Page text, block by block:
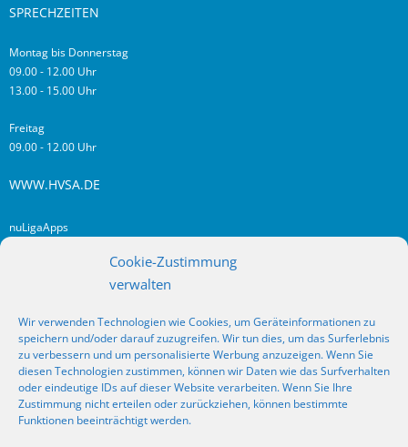
Cookie-Zustimmung
verwalten
Wir verwenden Technologien wie Cookies, um Geräteinformationen zu
speichern und/oder darauf zuzugreifen. Wir tun dies, um das Surferlebnis
zu verbessern und um personalisierte Werbung anzuzeigen. Wenn Sie
diesen Technologien zustimmen, können wir Daten wie das Surfverhalten
oder eindeutige IDs auf dieser Website verarbeiten. Wenn Sie Ihre
Zustimmung nicht erteilen oder zurückziehen, können bestimmte
Funktionen beeinträchtigt werden.
SPRECHZEITEN
Montag bis Donnerstag
09.00 - 12.00 Uhr
13.00 - 15.00 Uhr
Freitag
09.00 - 12.00 Uhr
WWW.HVSA.DE
nuLigaApps
RSS
Fragen? Kontakt!
SOCIAL MEDIA